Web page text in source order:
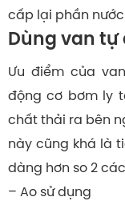
cấp lại phần
Dùng van tự
Ưu điểm của
động cơ bơm ly
chất thải ra bên
này cũng khá là
dàng hơn so 2
– Ao sử dụng